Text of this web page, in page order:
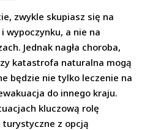
zwykle skupiasz się na
wypoczynku, a nie na
Jednak nagła choroba,
katastrofa naturalna mogą
będzie nie tylko leczenie na
do innego kraju.
kluczową rolę
z opcją